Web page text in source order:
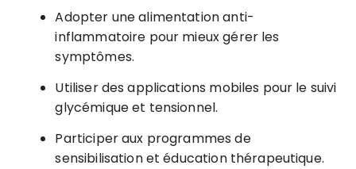
Adopter une alimentation anti-
inflammatoire pour mieux gérer les
symptômes.
Utiliser des applications mobiles pour le suivi
glycémique et tensionnel.
Participer aux programmes de
sensibilisation et éducation thérapeutique.